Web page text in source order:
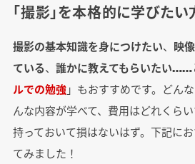
「撮影」を本格的に学びたい
撮影の基本知識を身につけたい、 映
ている、 誰かに教えてもらいたい……
ルでの勉強」もおすすめです。どん
んな内容が学べて、費用はどれくら
持っておいて損はないはず。下記に
てみました！